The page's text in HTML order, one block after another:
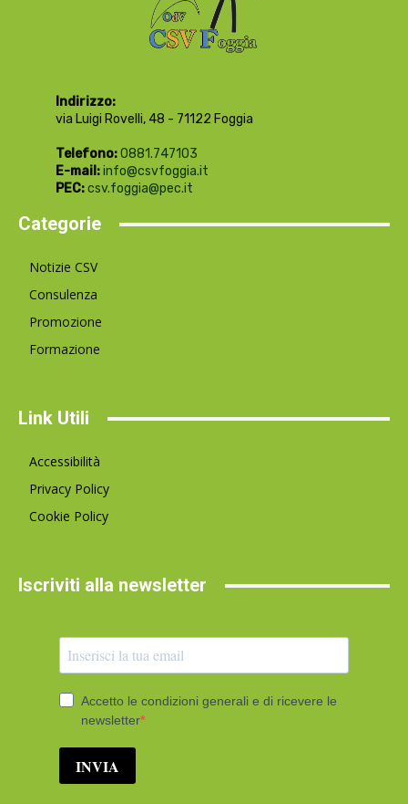
Indirizzo:
via Luigi Rovelli, 48 - 71122 Foggia
Telefono:0881.747103
E-mail:info@csvfoggia.it
PEC:csv.foggia@pec.it
Categorie
Notizie CSV
Consulenza
Promozione
Formazione
Link Utili
Accessibilità
Privacy Policy
Cookie Policy
Iscriviti alla newsletter